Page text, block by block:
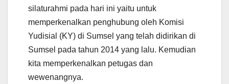
silaturahmi pada hari ini yaitu untuk
memperkenalkan penghubung oleh Komisi
Yudisial (KY) di Sumsel yang telah didirikan di
Sumsel pada tahun 2014 yang lalu. Kemudian
kita memperkenalkan petugas dan
wewenangnya.